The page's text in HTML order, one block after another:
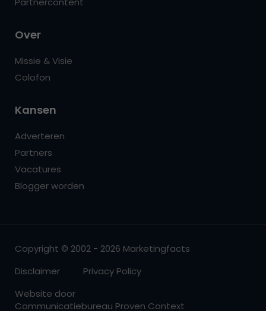
Over
Missie & Visie
Colofon
Kansen
Adverteren
Partners
Vacatures
Blogger worden
Copyright © 2002 - 2026 Marketingfacts
Disclaimer
Privacy Policy
Website door
Communicatiebureau Proven Context